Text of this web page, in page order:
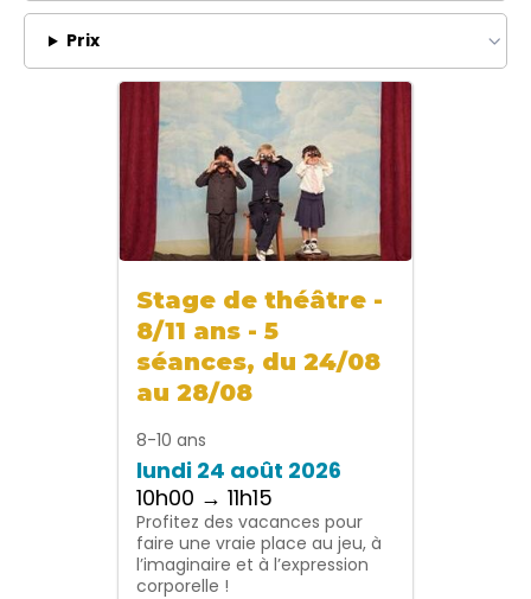
Prix
Stage de théâtre -
8/11 ans - 5
séances, du 24/08
au 28/08
8-10 ans
lundi 24 août 2026
10h00 → 11h15
Profitez des vacances pour
faire une vraie place au jeu, à
l’imaginaire et à l’expression
corporelle !